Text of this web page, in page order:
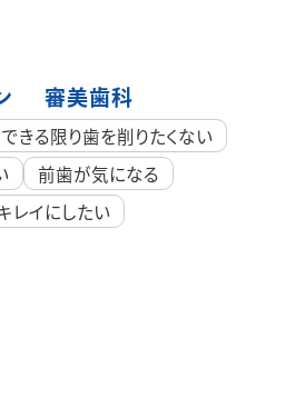
審美歯科
できる限り歯を削りたくない
前歯が気になる
レイにしたい